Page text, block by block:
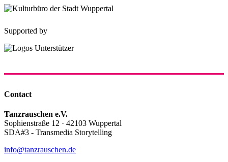
Supported by
Contact
Tanzrauschen e.V.
Sophienstraße 12 · 42103 Wuppertal
SDA#3 - Transmedia Storytelling
info@tanzrauschen.de